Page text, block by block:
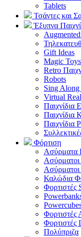
Tablets
Τσάντες και
Έξυπνα
Gift Ideas
Magic Toys
Retro
Robots
Sing
Virtual
Παιχνίδια
Παιχνίδια
Παιχνίδια
Φόρτιση
Ασύρματα
Aσύρματοι
Ασύρματοι
Καλώδια
Φορτιστές
Φορτιστές
Φορτιστές
Πολύπριζα